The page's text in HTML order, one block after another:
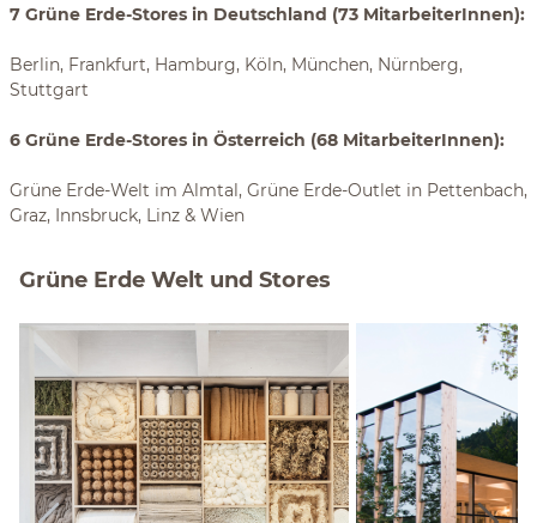
7 Grüne Erde-Stores in Deutschland (73 MitarbeiterInnen):
Berlin, Frankfurt, Hamburg, Köln, München, Nürnberg,
Stuttgart
6 Grüne Erde-Stores in Österreich (68 MitarbeiterInnen):
Grüne Erde-Welt im Almtal, Grüne Erde-Outlet in Pettenbach,
Graz, Innsbruck, Linz & Wien
Grüne Erde Welt und Stores